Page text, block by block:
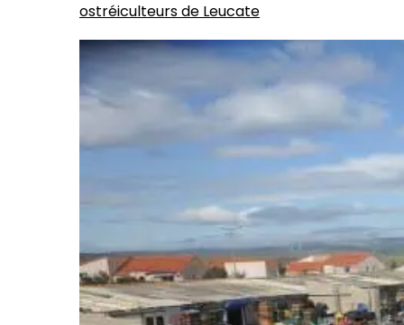
ostréiculteurs de Leucate